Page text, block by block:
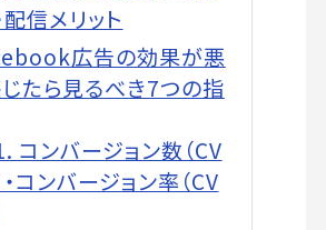
配信メリット
広告の効果が悪
たら見るべき7つの指
コンバージョン数（CV
・コンバージョン率（CV